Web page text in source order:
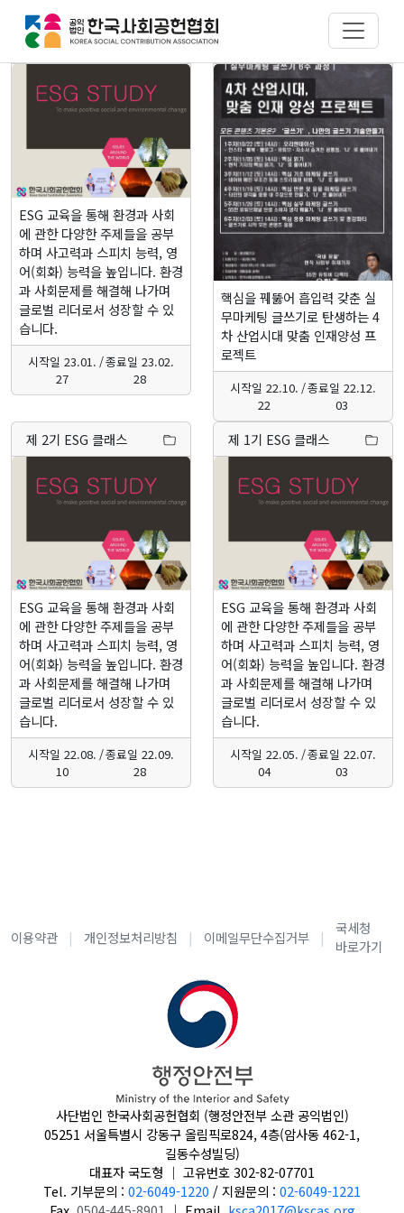
제 3기 ESG 클래스
ESG 교육을 통해 환경과 사회
에 관한 다양한 주제들을 공부
하며 사고력과 스피치 능력, 영
어(회화) 능력을 높입니다. 환경
과 사회문제를 해결해 나가며
글로벌 리더로서 성장할 수 있
습니다.
시작일23.01.
27
/종료일 23.02.
28
제 1기 글쓰기 클래스
핵심을 꿰뚫어 흡입력 갖춘 실
무마케팅 글쓰기로 탄생하는 4
차 산업시대 맞춤 인재양성 프
로젝트
시작일22.10.
22
/종료일 22.12.
03
제 2기 ESG 클래스
ESG 교육을 통해 환경과 사회
에 관한 다양한 주제들을 공부
하며 사고력과 스피치 능력, 영
어(회화) 능력을 높입니다. 환경
과 사회문제를 해결해 나가며
글로벌 리더로서 성장할 수 있
습니다.
시작일22.08.
10
/종료일 22.09.
28
제 1기 ESG 클래스
ESG 교육을 통해 환경과 사회
에 관한 다양한 주제들을 공부
하며 사고력과 스피치 능력, 영
어(회화) 능력을 높입니다. 환경
과 사회문제를 해결해 나가며
글로벌 리더로서 성장할 수 있
습니다.
시작일22.05.
04
/종료일 22.07.
03
이용약관 개인정보처리방침 이메일무단수집거부
국세청
바로가기
사단법인 한국사회공헌협회 (행정안전부 소관 공익법인)
05251 서울특별시 강동구 올림픽로824, 4층(암사동 462-1,
길동수성빌딩)
대표자 국도형 ｜ 고유번호 302-82-07701
Tel. 기부문의 : 02-6049-1220 /지원문의 : 02-6049-1221